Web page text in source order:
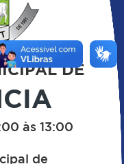
DE
às 13:00
de